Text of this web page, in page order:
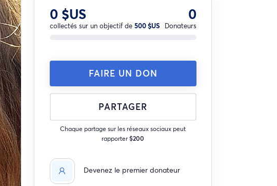
0 $US
collectés sur un objectif de 500 $US
0
Donateurs
FAIRE UN DON
PARTAGER
Chaque partage sur les réseaux sociaux peut
rapporter$200
Devenez le premier donateur